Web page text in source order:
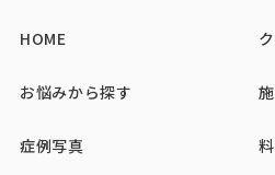
HOME
お悩みから探す
症例写真